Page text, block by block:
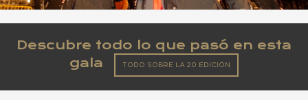
Descubre todo lo que pasó en esta
gala
TODO SOBRE LA 20 EDICIÓN